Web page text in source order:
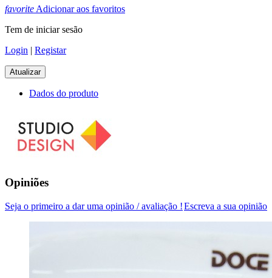
favoriteAdicionar aos favoritos
Tem de iniciar sesão
Login | Registar
Dados do produto
Opiniões
Escreva a sua opinião
Seja o primeiro a dar uma opinião / avaliação !